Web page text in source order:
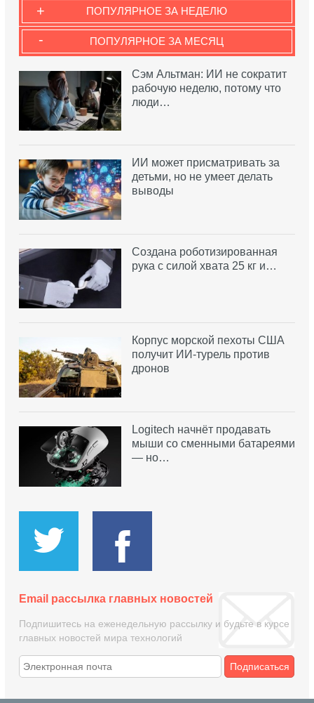
ПОПУЛЯРНОЕ ЗА НЕДЕЛЮ
+
ПОПУЛЯРНОЕ ЗА МЕСЯЦ
-
Сэм Альтман: ИИ не сократит
рабочую неделю, потому что
люди…
ИИ может присматривать за
детьми, но не умеет делать
выводы
Создана роботизированная
рука с силой хвата 25 кг и…
Корпус морской пехоты США
получит ИИ-турель против
дронов
Logitech начнёт продавать
мыши со сменными батареями
— но…
Email рассылка главных новостей
Подпишитесь на еженедельную рассылку и будьте в курсе
главных новостей мира технологий
Подписаться